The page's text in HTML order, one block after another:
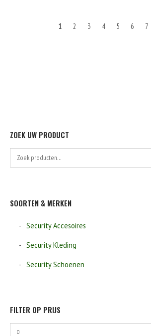
1 2 3 4 5 6 7
ZOEK UW PRODUCT
Zoek
SOORTEN & MERKEN
Security Accesoires
Security Kleding
Security Schoenen
FILTER OP PRIJS
Min.